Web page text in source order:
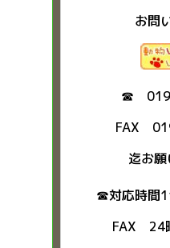
お問
☎
FAX
迄お願
☎対応時間
FAX 24時